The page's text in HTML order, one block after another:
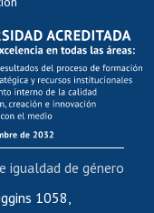
1058,
igualdad de género